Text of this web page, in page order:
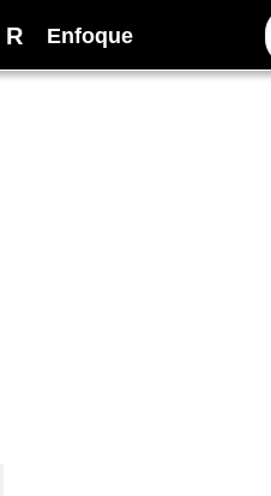
R Enfoque